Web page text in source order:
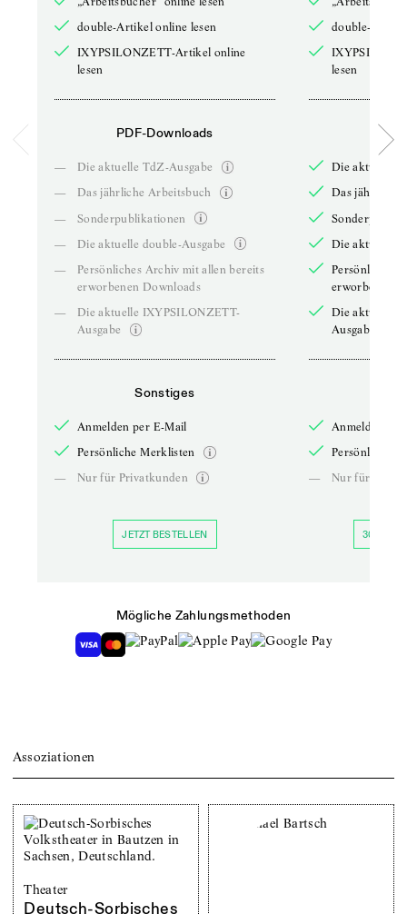
double-Artikel online lesen
IXYPSILONZETT-Artikel online
lesen
PDF-Downloads
—
Die aktuelle TdZ-Ausgabe
—
Das jährliche Arbeitsbuch
—
Sonderpublikationen
—
Die aktuelle double-Ausgabe
—
Persönliches Archiv mit allen bereits
erworbenen Downloads
—
Die aktuelle IXYPSILONZETT-
Ausgabe
Sonstiges
Anmelden per E-Mail
Persönliche Merklisten
—
Nur für Privatkunden
JETZT BESTELLEN
double-
lesen
Die aktuelle
Das jährliche
Die aktuelle
Persönliches
erworbenen
Die aktuelle
Ausgabe
Anmelden
Persönliche
—
Nur für
30 TAGE
Mögliche Zahlungsmethoden
Assoziationen
Theater
Deutsch-Sorbisches